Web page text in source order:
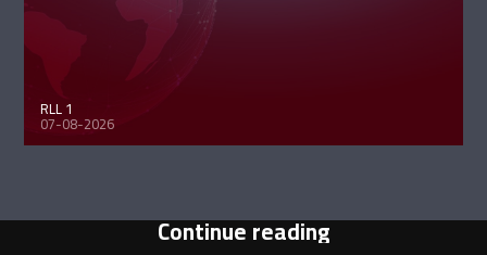
RLL 1
07-08-2026
Continue reading